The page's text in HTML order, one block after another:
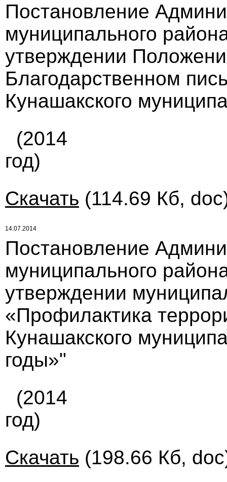
Постановление
муниципального
утверждении
Благодарственном
Кунашакского
(2014
год)
Скачать (114.69 Кб,
14.07.2014
Постановление
муниципального
утверждении
«Профилактика
Кунашакского
годы»"
(2014
год)
Скачать (198.66 Кб,